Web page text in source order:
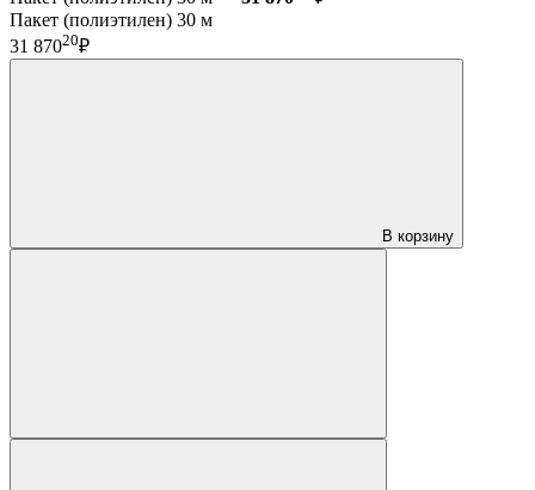
Пакет (полиэтилен) 30 м
31 87020₽
В корзину